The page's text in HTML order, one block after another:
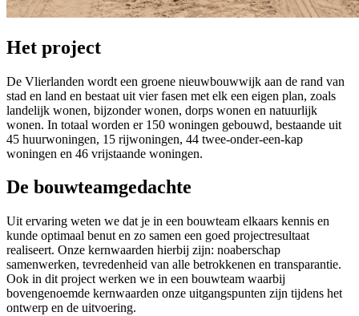
Het project
De Vlierlanden wordt een groene nieuwbouwwijk aan de rand van
stad en land en bestaat uit vier fasen met elk een eigen plan, zoals
landelijk wonen, bijzonder wonen, dorps wonen en natuurlijk
wonen. In totaal worden er 150 woningen gebouwd, bestaande uit
45 huurwoningen, 15 rijwoningen, 44 twee-onder-een-kap
woningen en 46 vrijstaande woningen.
De bouwteamgedachte
Uit ervaring weten we dat je in een bouwteam elkaars kennis en
kunde optimaal benut en zo samen een goed projectresultaat
realiseert. Onze kernwaarden hierbij zijn: noaberschap
samenwerken, tevredenheid van alle betrokkenen en transparantie.
Ook in dit project werken we in een bouwteam waarbij
bovengenoemde kernwaarden onze uitgangspunten zijn tijdens het
ontwerp en de uitvoering.